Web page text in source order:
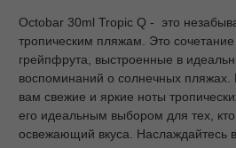
Octobar 30ml Tropic Q - это
тропическим пляжам. Это
грейпфрута, выстроенные в
воспоминаний о солнечных пляжах.
вам свежие и яркие ноты
его идеальным выбором для тех,
освежающий вкуса. Наслаждайтесь